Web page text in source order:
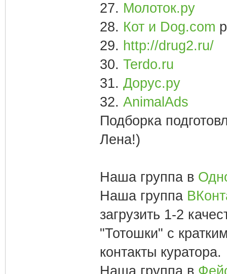
27. Молоток.ру
28. Кот и Dog.com
29. http://drug2.ru/
30. Terdo.ru
31. Дорус.ру
32. AnimalAds
Подборка
Лена!)
Наша группа в
Наша группа
загрузить 1-2
"Тотошки" с
контакты куратора.
Наша группа в